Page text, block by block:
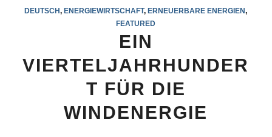
DEUTSCH, ENERGIEWIRTSCHAFT, ERNEUERBARE ENERGIEN,
FEATURED
EIN
VIERTELJAHRHUNDER
T FÜR DIE
WINDENERGIE